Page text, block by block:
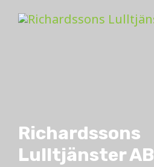
Richardssons
Lulltjänster AB